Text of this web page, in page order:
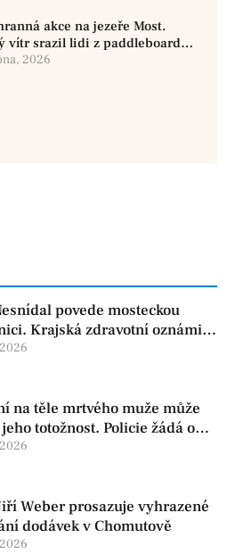
akce na jezeře Most.
vítr srazil lidi z paddleboardů,
se pohřešují
2026
povede mosteckou
Krajská zdravotní oznámila
vedení
na těle mrtvého muže může
totožnost. Policie žádá o
Weber prosazuje vyhrazené
dodávek v Chomutově